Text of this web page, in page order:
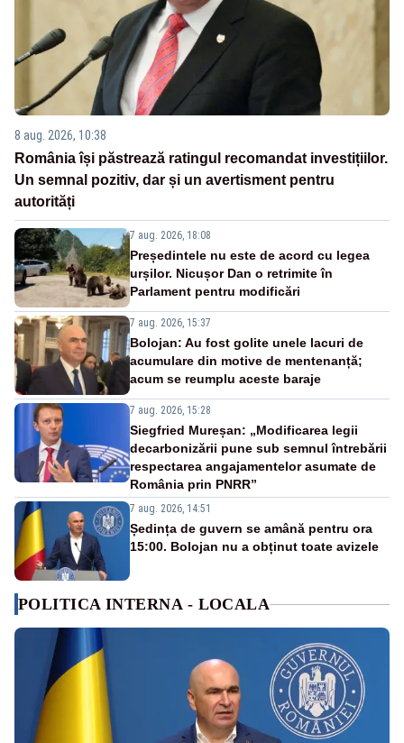
8 aug. 2026, 10:38
România își păstrează ratingul recomandat investițiilor.
Un semnal pozitiv, dar și un avertisment pentru
autorități
7 aug. 2026, 18:08
Președintele nu este de acord cu legea
urșilor. Nicușor Dan o retrimite în
Parlament pentru modificări
7 aug. 2026, 15:37
Bolojan: Au fost golite unele lacuri de
acumulare din motive de mentenanță;
acum se reumplu aceste baraje
7 aug. 2026, 15:28
Siegfried Mureșan: „Modificarea legii
decarbonizării pune sub semnul întrebării
respectarea angajamentelor asumate de
România prin PNRR”
7 aug. 2026, 14:51
Ședința de guvern se amână pentru ora
15:00. Bolojan nu a obținut toate avizele
POLITICA INTERNA - LOCALA